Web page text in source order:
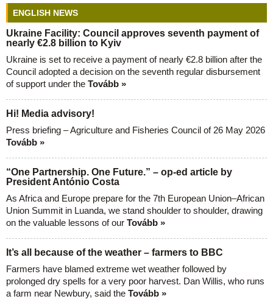
ENGLISH NEWS
Ukraine Facility: Council approves seventh payment of
nearly €2.8 billion to Kyiv
Ukraine is set to receive a payment of nearly €2.8 billion after the
Council adopted a decision on the seventh regular disbursement
of support under the Tovább »
Hi! Media advisory!
Press briefing – Agriculture and Fisheries Council of 26 May 2026
Tovább »
“One Partnership. One Future.” – op-ed article by
President António Costa
As Africa and Europe prepare for the 7th European Union–African
Union Summit in Luanda, we stand shoulder to shoulder, drawing
on the valuable lessons of our Tovább »
It’s all because of the weather – farmers to BBC
Farmers have blamed extreme wet weather followed by
prolonged dry spells for a very poor harvest. Dan Willis, who runs
a farm near Newbury, said the Tovább »